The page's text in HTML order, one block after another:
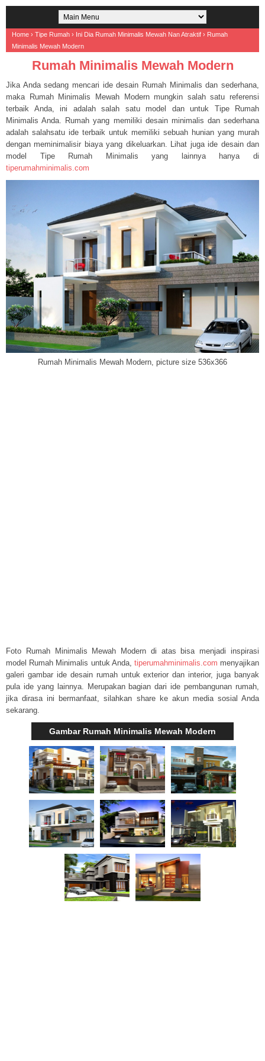
Home › Tipe Rumah › Ini Dia Rumah Minimalis Mewah Nan Atraktif › Rumah
Minimalis Mewah Modern
Rumah Minimalis Mewah Modern
Jika Anda sedang mencari ide desain Rumah Minimalis dan sederhana,
maka Rumah Minimalis Mewah Modern mungkin salah satu referensi
terbaik Anda, ini adalah salah satu model dan untuk Tipe Rumah
Minimalis Anda. Rumah yang memiliki desain minimalis dan sederhana
adalah salahsatu ide terbaik untuk memiliki sebuah hunian yang murah
dengan meminimalisir biaya yang dikeluarkan. Lihat juga ide desain dan
model Tipe Rumah Minimalis yang lainnya hanya di
tiperumahminimalis.com
Rumah Minimalis Mewah Modern, picture size 536x366
Foto Rumah Minimalis Mewah Modern di atas bisa menjadi inspirasi
model Rumah Minimalis untuk Anda, tiperumahminimalis.com menyajikan
galeri gambar ide desain rumah untuk exterior dan interior, juga banyak
pula ide yang lainnya. Merupakan bagian dari ide pembangunan rumah,
jika dirasa ini bermanfaat, silahkan share ke akun media sosial Anda
sekarang.
Gambar Rumah Minimalis Mewah Modern